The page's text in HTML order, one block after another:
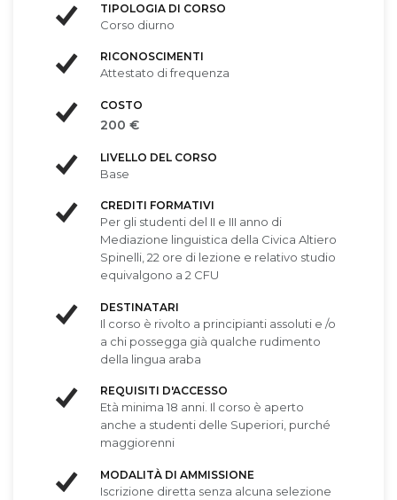
TIPOLOGIA DI CORSO
Corso diurno
RICONOSCIMENTI
Attestato di frequenza
COSTO
200 €
LIVELLO DEL CORSO
Base
CREDITI FORMATIVI
Per gli studenti del II e III anno di
Mediazione linguistica della Civica Altiero
Spinelli, 22 ore di lezione e relativo studio
equivalgono a 2 CFU
DESTINATARI
Il corso è rivolto a principianti assoluti e /o
a chi possegga già qualche rudimento
della lingua araba
REQUISITI D'ACCESSO
Età minima 18 anni. Il corso è aperto
anche a studenti delle Superiori, purché
maggiorenni
MODALITÀ DI AMMISSIONE
Iscrizione diretta senza alcuna selezione